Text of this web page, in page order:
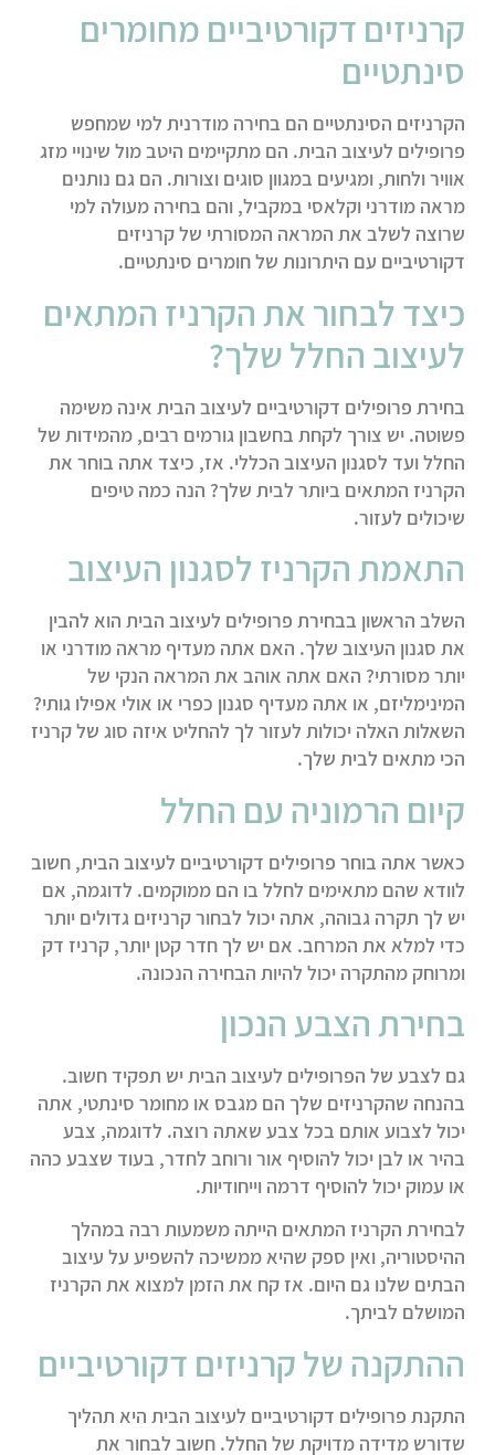
קרניזים דקורטיביים מחומרים
סינתטיים
הקרניזים הסינתטיים הם בחירה מודרנית למי שמחפש
פרופילים לעיצוב הבית. הם מתקיימים היטב מול שינויי מזג
אוויר ולחות, ומגיעים במגוון סוגים וצורות. הם גם נותנים
מראה מודרני וקלאסי במקביל, והם בחירה מעולה למי
שרוצה לשלב את המראה המסורתי של קרניזים
דקורטיביים עם היתרונות של חומרים סינתטיים.
כיצד לבחור את הקרניז המתאים
לעיצוב החלל שלך?
בחירת פרופילים דקורטיביים לעיצוב הבית אינה משימה
פשוטה. יש צורך לקחת בחשבון גורמים רבים, מהמידות של
החלל ועד לסגנון העיצוב הכללי. אז, כיצד אתה בוחר את
הקרניז המתאים ביותר לבית שלך? הנה כמה טיפים
שיכולים לעזור.
התאמת הקרניז לסגנון העיצוב
השלב הראשון בבחירת פרופילים לעיצוב הבית הוא להבין
את סגנון העיצוב שלך. האם אתה מעדיף מראה מודרני או
יותר מסורתי? האם אתה אוהב את המראה הנקי של
המינימליזם, או אתה מעדיף סגנון כפרי או אולי אפילו גותי?
השאלות האלה יכולות לעזור לך להחליט איזה סוג של קרניז
הכי מתאים לבית שלך.
קיום הרמוניה עם החלל
כאשר אתה בוחר פרופילים דקורטיביים לעיצוב הבית, חשוב
לוודא שהם מתאימים לחלל בו הם ממוקמים. לדוגמה, אם
יש לך תקרה גבוהה, אתה יכול לבחור קרניזים גדולים יותר
כדי למלא את המרחב. אם יש לך חדר קטן יותר, קרניז דק
ומרוחק מהתקרה יכול להיות הבחירה הנכונה.
בחירת הצבע הנכון
גם לצבע של הפרופילים לעיצוב הבית יש תפקיד חשוב.
בהנחה שהקרניזים שלך הם מגבס או מחומר סינתטי, אתה
יכול לצבוע אותם בכל צבע שאתה רוצה. לדוגמה, צבע
בהיר או לבן יכול להוסיף אור ורוחב לחדר, בעוד שצבע כהה
או עמוק יכול להוסיף דרמה וייחודיות.
לבחירת הקרניז המתאים הייתה משמעות רבה במהלך
ההיסטוריה, ואין ספק שהיא ממשיכה להשפיע על עיצוב
הבתים שלנו גם היום. אז קח את הזמן למצוא את הקרניז
המושלם לביתך.
ההתקנה של קרניזים דקורטיביים
התקנת פרופילים דקורטיביים לעיצוב הבית היא תהליך
שדורש מדידה מדויקת של החלל. חשוב לבחור את